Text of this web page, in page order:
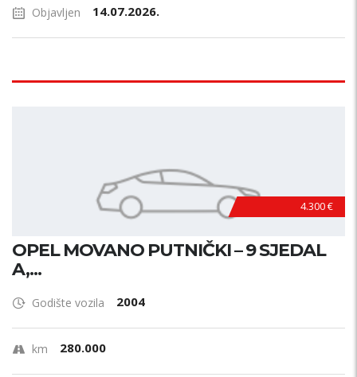
Objavljen 14.07.2026.
4.300 €
OPEL MOVANO PUTNIČKI – 9 SJEDAL
A,...
Godište vozila 2004
km 280.000